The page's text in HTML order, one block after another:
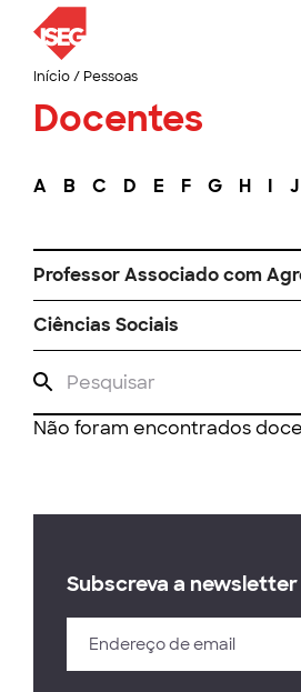
Início/ Pessoas
Docentes
A B C D E F G H I J
Professor Associado com
Ciências Sociais
Não foram encontrados
Subscreva a newsletter